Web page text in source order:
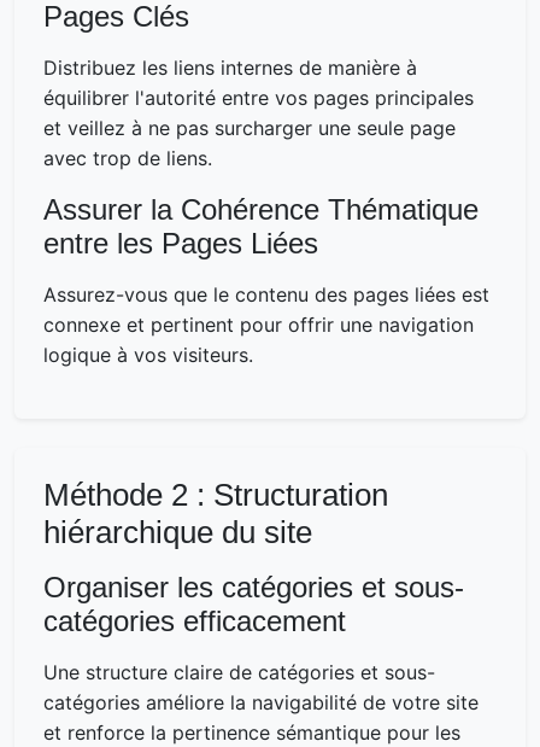
Pages Clés
Distribuez les liens internes de manière à
équilibrer l'autorité entre vos pages principales
et veillez à ne pas surcharger une seule page
avec trop de liens.
Assurer la Cohérence Thématique
entre les Pages Liées
Assurez-vous que le contenu des pages liées est
connexe et pertinent pour offrir une navigation
logique à vos visiteurs.
Méthode 2 : Structuration
hiérarchique du site
Organiser les catégories et sous-
catégories efficacement
Une structure claire de catégories et sous-
catégories améliore la navigabilité de votre site
et renforce la pertinence sémantique pour les